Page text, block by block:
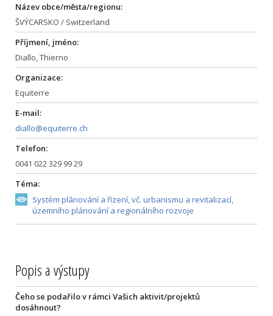
Název obce/města/regionu:
ŠVÝCARSKO / Switzerland
Příjmení, jméno:
Diallo, Thierno
Organizace:
Equiterre
E-mail:
diallo@equiterre.ch
Telefon:
0041 022 329 99 29
Téma:
Systém plánování a řízení, vč. urbanismu a revitalizací,
územního plánování a regionálního rozvoje
Popis a výstupy
Čeho se podařilo v rámci Vašich aktivit/projektů
dosáhnout?